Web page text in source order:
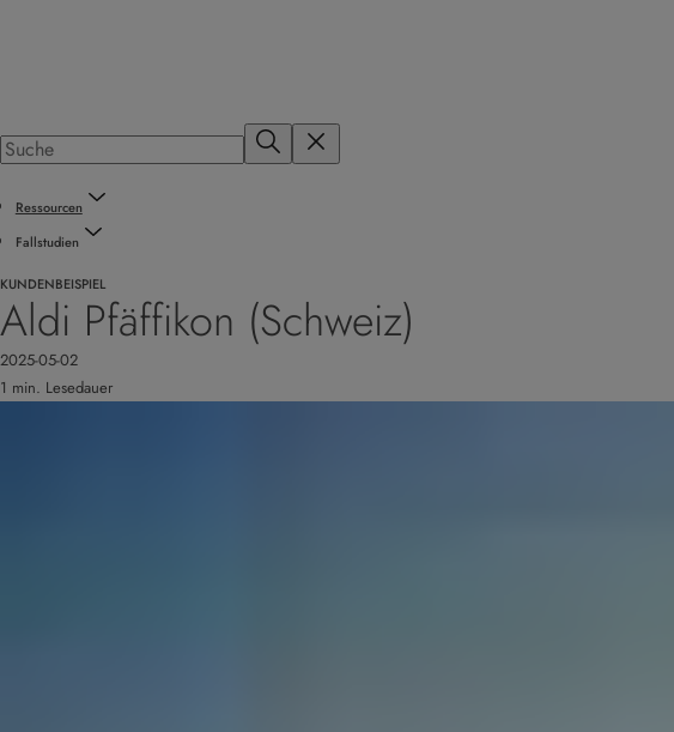
Ressourcen
Fallstudien
KUNDENBEISPIEL
Aldi Pfäffikon (Schweiz)
2025-05-02
1 min. Lesedauer